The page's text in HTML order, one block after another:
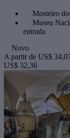
Mosteiro
Museu
entrada
Novo
A partir de US$
US$ 32,36